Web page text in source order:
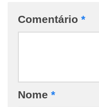
Comentário *
Nome *